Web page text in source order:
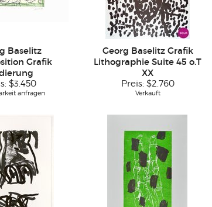
Baselitz
Grafik
$3.450
anfragen
Georg Baselitz Grafik
Lithographie Suite 45 o.T
XX
Preis: $2.760
Verkauft